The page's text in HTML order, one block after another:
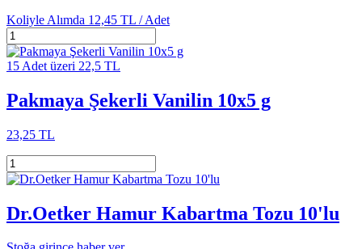
Koliyle Alımda 12,45 TL /Adet
15 Adet üzeri 22,5 TL
Pakmaya Şekerli Vanilin 10x5 g
23,25 TL
Dr.Oetker Hamur Kabartma Tozu 10'lu